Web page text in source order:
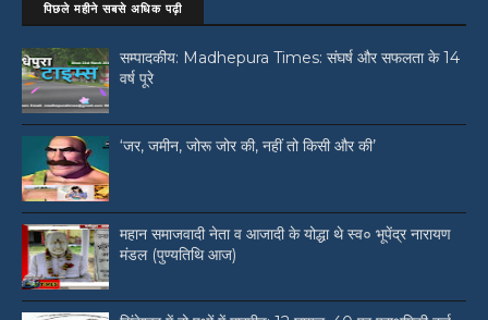
पिछले महीने सबसे अधिक पढ़ी
सम्पादकीय: Madhepura Times: संघर्ष और सफलता के 14
वर्ष पूरे
‘जर, जमीन, जोरू जोर की, नहीं तो किसी और की’
महान समाजवादी नेता व आजादी के योद्धा थे स्व० भूपेंद्र नारायण
मंडल (पुण्यतिथि आज)